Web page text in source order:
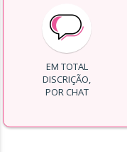
EM TOTAL
DISCRIÇÃO,
POR CHAT